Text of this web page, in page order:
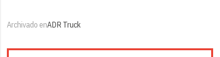
Archivado enADR Truck